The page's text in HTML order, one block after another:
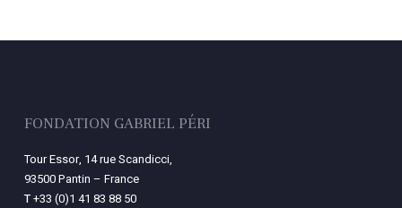
FONDATION GABRIEL PÉRI
Tour Essor, 14 rue Scandicci,
93500 Pantin – France
T+33 (0)1 41 83 88 50